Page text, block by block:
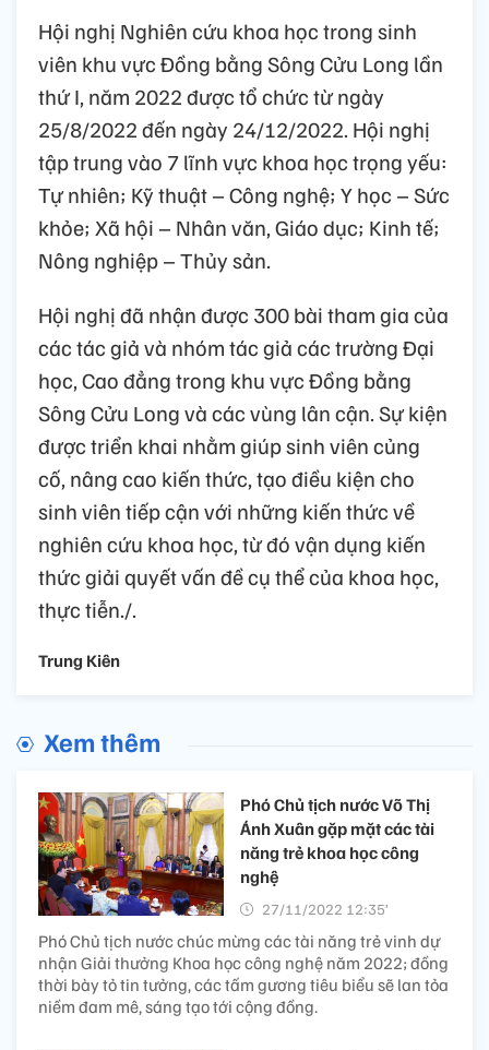
Hội nghị Nghiên cứu khoa học trong sinh
viên khu vực Đồng bằng Sông Cửu Long lần
thứ I, năm 2022 được tổ chức từ ngày
25/8/2022 đến ngày 24/12/2022. Hội nghị
tập trung vào 7 lĩnh vực khoa học trọng yếu:
Tự nhiên; Kỹ thuật – Công nghệ; Y học – Sức
khỏe; Xã hội – Nhân văn, Giáo dục; Kinh tế;
Nông nghiệp – Thủy sản.
Hội nghị đã nhận được 300 bài tham gia của
các tác giả và nhóm tác giả các trường Đại
học, Cao đẳng trong khu vực Đồng bằng
Sông Cửu Long và các vùng lân cận. Sự kiện
được triển khai nhằm giúp sinh viên củng
cố, nâng cao kiến thức, tạo điều kiện cho
sinh viên tiếp cận với những kiến thức về
nghiên cứu khoa học, từ đó vận dụng kiến
thức giải quyết vấn đề cụ thể của khoa học,
thực tiễn./.
Trung Kiên
Xem thêm
Phó Chủ tịch nước Võ Thị
Ánh Xuân gặp mặt các tài
năng trẻ khoa học công
nghệ
27/11/2022 12:35’
Phó Chủ tịch nước chúc mừng các tài năng trẻ vinh dự
nhận Giải thưởng Khoa học công nghệ năm 2022; đồng
thời bày tỏ tin tưởng, các tấm gương tiêu biểu sẽ lan tỏa
niềm đam mê, sáng tạo tới cộng đồng.